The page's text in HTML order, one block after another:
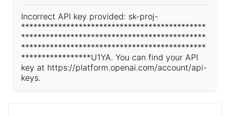
Incorrect API key provided: sk-proj-
*********************************************
*********************************************
*********************************************
*****************U1YA. You can find your API
key at https://platform.openai.com/account/api-
keys.